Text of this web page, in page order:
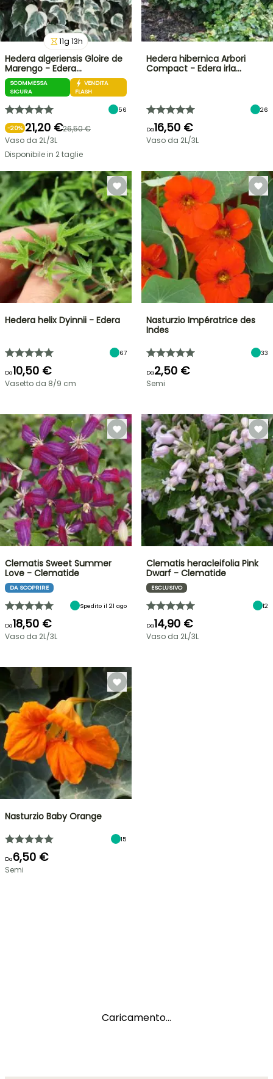
11g 13h
Hedera algeriensis Gloire de
Marengo - Edera…
SCOMMESSA
SICURA
VENDITA
FLASH
56
-20% 21,20 €26,50 €
Vaso da 2L/3L
Disponibile in 2 taglie
Hedera hibernica Arbori
Compact - Edera irla…
26
Da16,50 €
Vaso da 2L/3L
Hedera helix Dyinnii - Edera
67
Da10,50 €
Vasetto da 8/9 cm
Nasturzio Impératrice des
Indes
33
Da2,50 €
Semi
Clematis Sweet Summer
Love - Clematide
DA SCOPRIRE
Spedito il 21 ago
Da18,50 €
Vaso da 2L/3L
Clematis heracleifolia Pink
Dwarf - Clematide
ESCLUSIVO
12
Da14,90 €
Vaso da 2L/3L
Nasturzio Baby Orange
15
Da6,50 €
Semi
Caricamento...